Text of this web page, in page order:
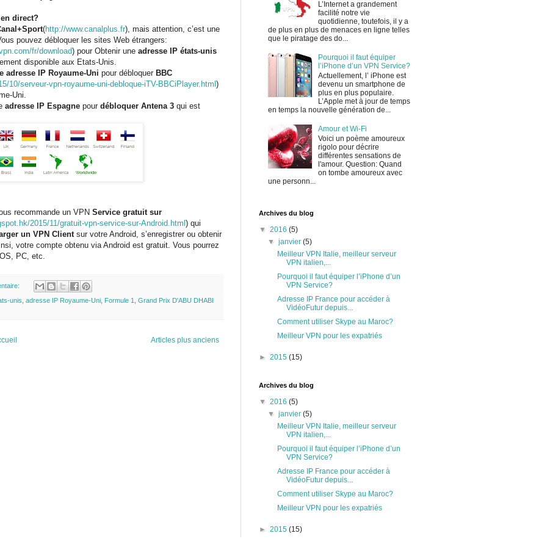
direct?
(http://www.canalplus.fr) , mais attention, c’est une
pouvez débloquer les sites Web étrangers:
fr/download) pour Obtenir une adresse IP états-unis
disponible aux Etats-Unis.
adresse IP Royaume-Uni pour débloquer BBC
10/serveur-vpn-royaume-uni-debloque-iTV-BBCiPlayer.html)
Uni.
adresse IP Espagne pour débloquer Antena 3 qui est
recommande un VPN Service gratuit sur
2015/11/gratuit-vpn-service-sur-Android.html) qui
un VPN Client sur votre Android, s’enregistrer ou obtenir
votre compte obtenu via Android est gratuit. Vous pourrez
PC, etc.
unis adresse IP Royaume-Uni Formule 1 Grand Prix D'ABU DHABI
Articles plus anciens
L’Internet a grandement
facilité notre vie
quotidienne, toutefois, il y a
de plus en plus de menaces en ligne telles
que le piratage des do...
Pourquoi il faut équiper
l’iPhone d’un VPN Service?
Actuellement, l’ iPhone est
devenu un smartphone de
plus en plus populaire.
L’Apple met à jour de temps
en temps la nouvelle génération de...
Amour et Wi-Fi
Voici un poème amoureux
rigolo pour décrire
différentes sensations de
l'amour. Question: Quand
on tombe amoureux avec
une personn...
Archives du blog
▼ 2016 (5)
▼janvier(5)
Meilleur VPN Italie, meilleur serveur
VPN italien,...
Pourquoi il faut équiper l’iPhone d’un
VPN Service?
Adresse IP France pour accéder à
VidéoFutur depuis...
Comment utiliser Skype au Maroc?
Meilleur VPN pour les expatriés
► 2015 (15)
Archives du blog
▼ 2016 (5)
▼janvier(5)
Meilleur VPN Italie, meilleur serveur
VPN italien,...
Pourquoi il faut équiper l’iPhone d’un
VPN Service?
Adresse IP France pour accéder à
VidéoFutur depuis...
Comment utiliser Skype au Maroc?
Meilleur VPN pour les expatriés
► 2015 (15)